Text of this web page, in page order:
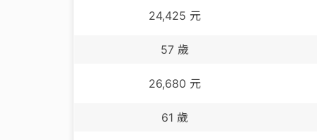
24,425 元
57歲
26,680 元
61 歲